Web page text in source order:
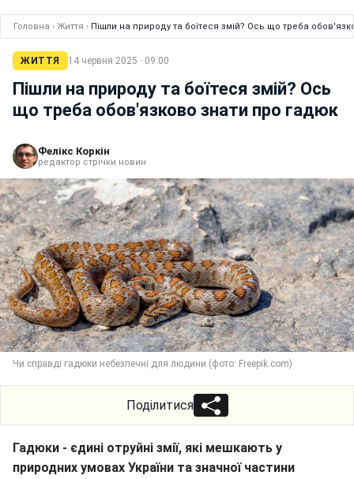
Головна › Життя › Пішли на природу та боїтеся змій? Ось що треба
ЖИТТЯ 14 червня 2025 · 09:00
Пішли на природу та боїтеся змій? Ось
що треба обов'язково знати про гадюк
Фелікс Коркін
редактор стрічки новин
Чи справді гадюки небезпечні для людини (фото: Freepik.com)
Поділитися
Гадюки - єдині отруйні змії, які мешкають у
природних умовах України та значної частини